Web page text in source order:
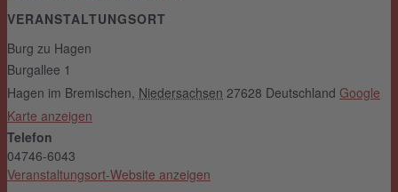
VERANSTALTUNGSORT
Burg zu Hagen
Burgallee 1
Hagen im Bremischen, Niedersachsen 27628 Deutschland Google
Karte anzeigen
Telefon
04746-6043
Veranstaltungsort-Website anzeigen